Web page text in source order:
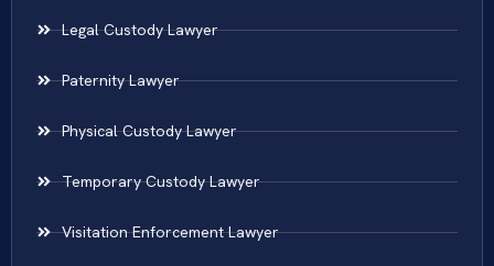
Legal Custody Lawyer
Paternity Lawyer
Physical Custody Lawyer
Temporary Custody Lawyer
Visitation Enforcement Lawyer